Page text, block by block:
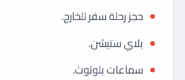
حجز رحلة سفر للخارج.
بلاي ستيشن.
سماعات بلوتوث.